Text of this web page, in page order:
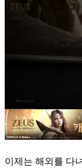
이제는 해외를 다